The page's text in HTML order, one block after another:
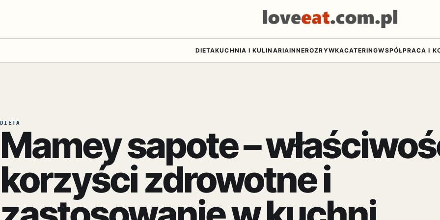
DIETAKUCHNIA I KULINARIAINNEROZRYWKACATERINGWSPÓŁPRACA I
DIETA
Mamey sapote –
korzyści zdrowotne i